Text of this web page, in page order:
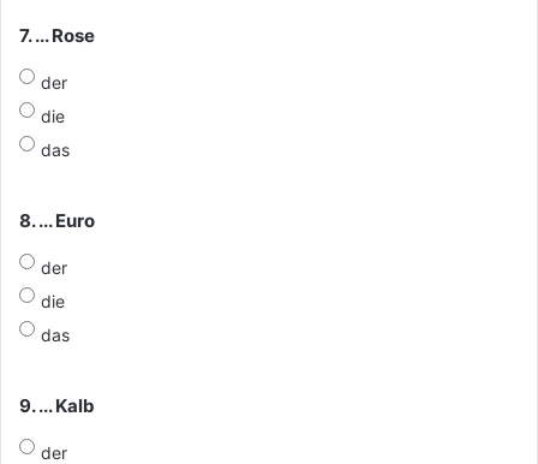
7. ... Rose
der
die
das
8. ... Euro
der
die
das
9. ... Kalb
der